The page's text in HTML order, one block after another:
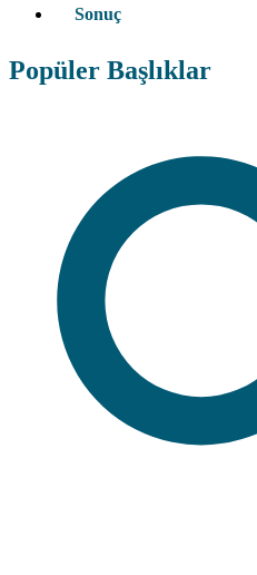
Sonuç
Popüler Başlıklar